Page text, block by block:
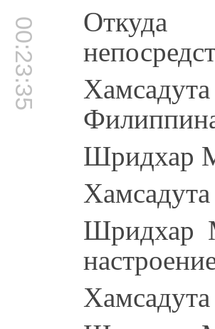
00:23:35 Откуда
Шридхар
Шридхар